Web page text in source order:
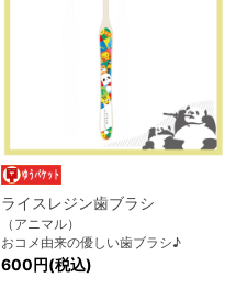
ライスレジン歯ブラシ
（アニマル）
おコメ由来の優しい歯ブラシ♪
600円(税込)